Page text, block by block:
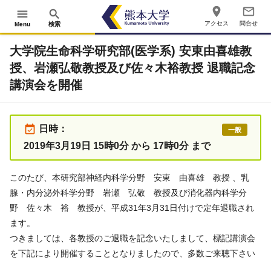
menu
Menu
search
検索
place
アクセス
mail_outline
問合せ
大学院生命科学研究部(医学系) 安東由喜雄教
授、岩瀬弘敬教授及び佐々木裕教授 退職記念
講演会を開催
event_available 日時：
2019年3月19日 15時0分 から 17時0分 まで
一般
このたび、本研究部神経内科学分野 安東 由喜雄 教授 、乳
腺・内分泌外科学分野 岩瀬 弘敬 教授及び消化器内科学分
野 佐々木 裕 教授が、平成31年3月31日付けで定年退職され
ます。
つきましては、各教授のご退職を記念いたしまして、標記講演会
を下記により開催することとなりましたので、多数ご来聴下さい